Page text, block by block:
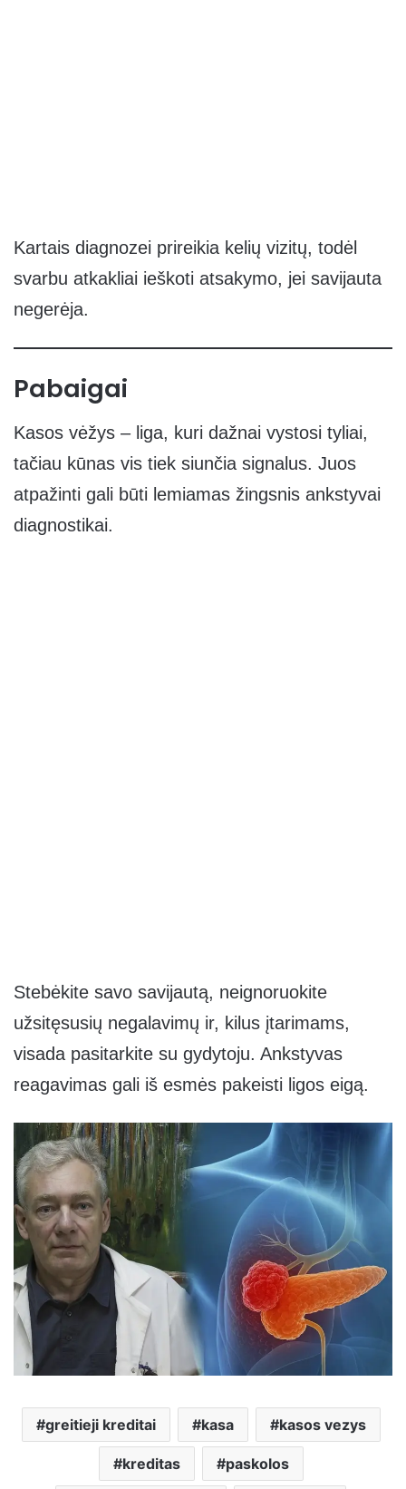
Kartais diagnozei prireikia kelių vizitų, todėl
svarbu atkakliai ieškoti atsakymo, jei savijauta
negerėja.
Pabaigai
Kasos vėžys – liga, kuri dažnai vystosi tyliai,
tačiau kūnas vis tiek siunčia signalus. Juos
atpažinti gali būti lemiamas žingsnis ankstyvai
diagnostikai.
Stebėkite savo savijautą, neignoruokite
užsitęsusių negalavimų ir, kilus įtarimams,
visada pasitarkite su gydytoju. Ankstyvas
reagavimas gali iš esmės pakeisti ligos eigą.
greitieji kreditai kasa kasos vezys
kreditas paskolos